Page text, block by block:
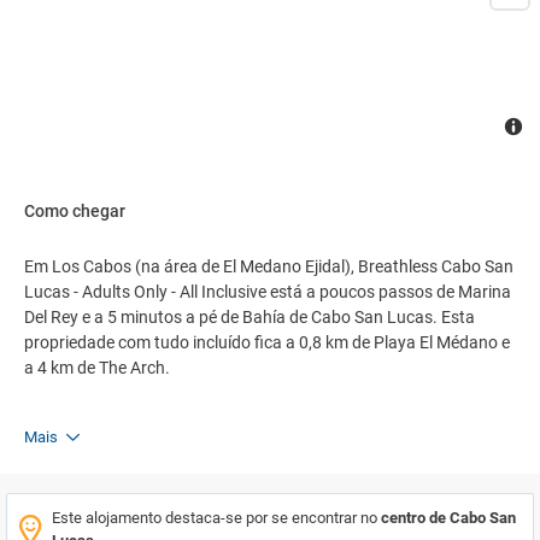
Como chegar
Em Los Cabos (na área de El Medano Ejidal), Breathless Cabo San
Lucas - Adults Only - All Inclusive está a poucos passos de Marina
Del Rey e a 5 minutos a pé de Bahía de Cabo San Lucas. Esta
propriedade com tudo incluído fica a 0,8 km de Playa El Médano e
a 4 km de The Arch.
Mais
Este alojamento destaca-se por se encontrar no centro de Cabo San